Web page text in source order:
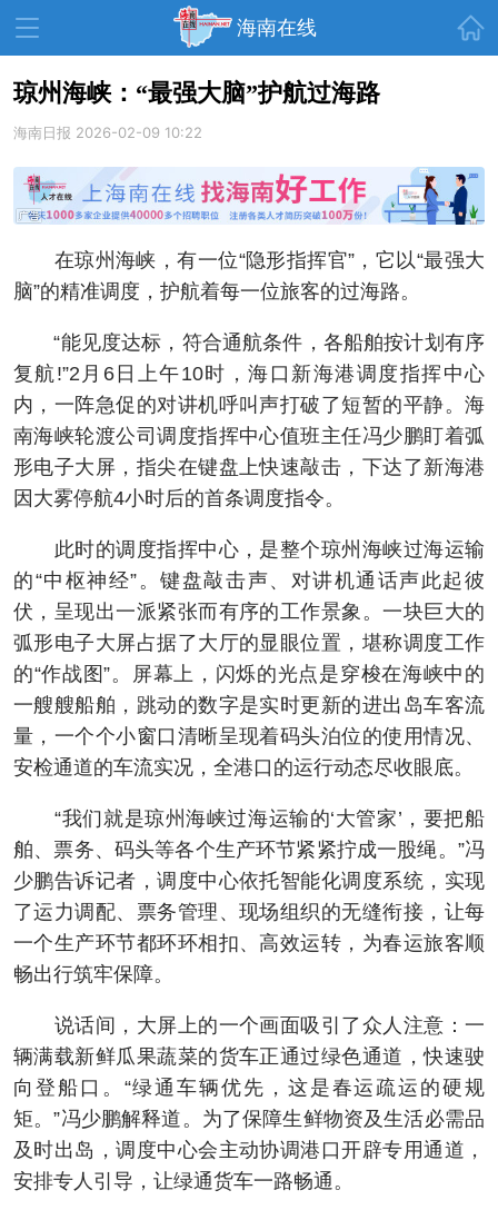
海南在线
资讯中心 热点
文体 财经
教育 健康 房产
家装 交通 美食
展会 走读海南 周末去哪儿
人才在线 天涯企服
琼州海峡：“最强大脑”护航过海路
海南日报 2026-02-09 10:22
在琼州海峡，有一位“隐形指挥官”，它以“最强大
脑”的精准调度，护航着每一位旅客的过海路。
“能见度达标，符合通航条件，各船舶按计划有序
复航!”2月6日上午10时，海口新海港调度指挥中心
内，一阵急促的对讲机呼叫声打破了短暂的平静。海
南海峡轮渡公司调度指挥中心值班主任冯少鹏盯着弧
形电子大屏，指尖在键盘上快速敲击，下达了新海港
因大雾停航4小时后的首条调度指令。
此时的调度指挥中心，是整个琼州海峡过海运输
的“中枢神经”。键盘敲击声、对讲机通话声此起彼
伏，呈现出一派紧张而有序的工作景象。一块巨大的
弧形电子大屏占据了大厅的显眼位置，堪称调度工作
的“作战图”。屏幕上，闪烁的光点是穿梭在海峡中的
一艘艘船舶，跳动的数字是实时更新的进出岛车客流
量，一个个小窗口清晰呈现着码头泊位的使用情况、
安检通道的车流实况，全港口的运行动态尽收眼底。
“我们就是琼州海峡过海运输的‘大管家’，要把船
舶、票务、码头等各个生产环节紧紧拧成一股绳。”冯
少鹏告诉记者，调度中心依托智能化调度系统，实现
了运力调配、票务管理、现场组织的无缝衔接，让每
一个生产环节都环环相扣、高效运转，为春运旅客顺
畅出行筑牢保障。
说话间，大屏上的一个画面吸引了众人注意：一
辆满载新鲜瓜果蔬菜的货车正通过绿色通道，快速驶
向登船口。“绿通车辆优先，这是春运疏运的硬规
矩。”冯少鹏解释道。为了保障生鲜物资及生活必需品
及时出岛，调度中心会主动协调港口开辟专用通道，
安排专人引导，让绿通货车一路畅通。